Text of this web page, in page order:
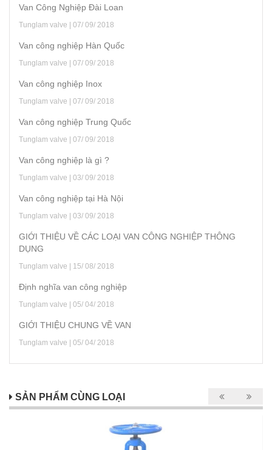
Van Công Nghiệp Đài Loan
Tunglam valve | 07/ 09/ 2018
Van công nghiệp Hàn Quốc
Tunglam valve | 07/ 09/ 2018
Van công nghiệp Inox
Tunglam valve | 07/ 09/ 2018
Van công nghiệp Trung Quốc
Tunglam valve | 07/ 09/ 2018
Van công nghiệp là gì ?
Tunglam valve | 03/ 09/ 2018
Van công nghiệp tại Hà Nội
Tunglam valve | 03/ 09/ 2018
GIỚI THIỆU VỀ CÁC LOẠI VAN CÔNG NGHIỆP THÔNG
DỤNG
Tunglam valve | 15/ 08/ 2018
Định nghĩa van công nghiệp
Tunglam valve | 05/ 04/ 2018
GIỚI THIỆU CHUNG VỀ VAN
Tunglam valve | 05/ 04/ 2018
SẢN PHẨM CÙNG LOẠI